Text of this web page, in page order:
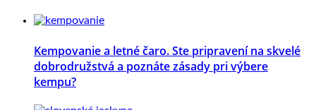
Kempovanie a letné čaro. Ste pripravení na skvelé
dobrodružstvá a poznáte zásady pri výbere
kempu?